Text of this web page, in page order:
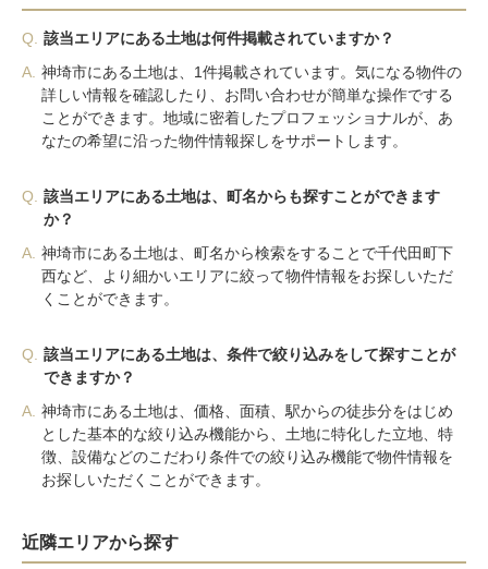
Q.
該当エリアにある土地は何件掲載されていますか？
A. 神埼市にある土地は、1件掲載されています。気になる物件の
詳しい情報を確認したり、お問い合わせが簡単な操作でする
ことができます。地域に密着したプロフェッショナルが、あ
なたの希望に沿った物件情報探しをサポートします。
Q.
該当エリアにある土地は、町名からも探すことができます
か？
A. 神埼市にある土地は、町名から検索をすることで千代田町下
西など、より細かいエリアに絞って物件情報をお探しいただ
くことができます。
Q.
該当エリアにある土地は、条件で絞り込みをして探すことが
できますか？
A. 神埼市にある土地は、価格、面積、駅からの徒歩分をはじめ
とした基本的な絞り込み機能から、土地に特化した立地、特
徴、設備などのこだわり条件での絞り込み機能で物件情報を
お探しいただくことができます。
近隣エリアから探す